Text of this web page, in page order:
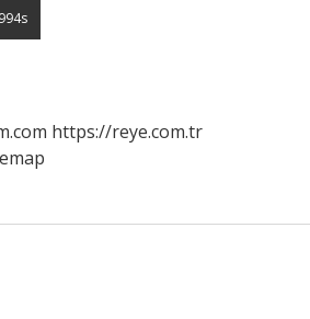
https://reye.com.tr